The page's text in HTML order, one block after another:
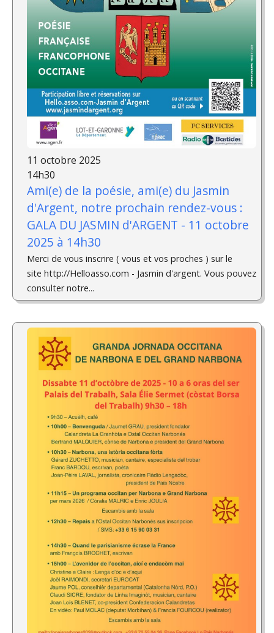
11 octobre 2025
14h30
Ami(e) de la poésie, ami(e) du Jasmin
d'Argent, notre prochain rendez-vous :
GALA DU JASMIN d'ARGENT - 11 octobre
2025 à 14h30
Merci de vous inscrire ( vous et vos proches ) sur le
site http://Helloasso.com - Jasmin d'argent. Vous pouvez
consulter notre...